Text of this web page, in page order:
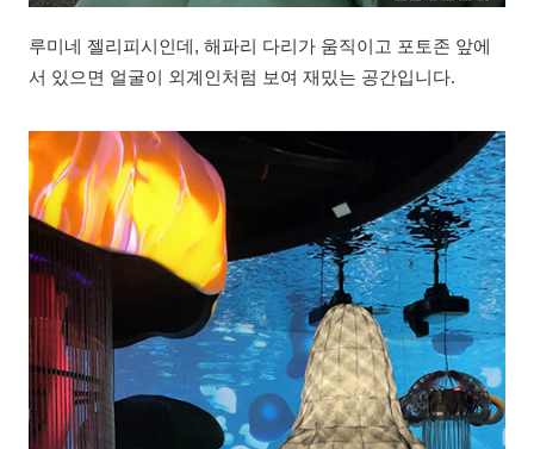
루미네 젤리피시인데, 해파리 다리가 움직이고 포토존 앞에
서 있으면 얼굴이 외계인처럼 보여 재밌는 공간입니다.